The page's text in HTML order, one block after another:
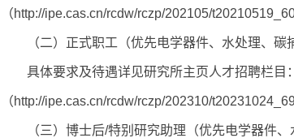
（http://ipe.cas.cn/rcdw/rczp/202105/
（二）正式职工（优先电学器件、水处理、碳
具体要求及待遇详见研究所主页 人才招聘栏目：
（http://ipe.cas.cn/rcdw/rczp/202310/
（三）博士后/特别 研究助理 （优先电学器件